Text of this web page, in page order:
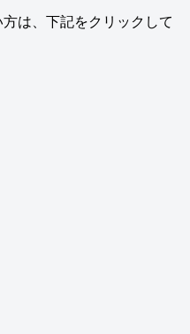
は、下記をクリックして